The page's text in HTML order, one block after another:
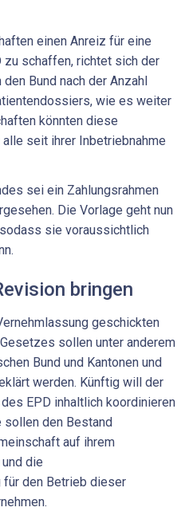
einen Anreiz für eine
zu schaffen, richtet sich der
Bund nach der Anzahl
wie es weiter
könnten diese
seit ihrer Inbetriebnahme
sei ein Zahlungsrahmen
Die Vorlage geht nun
sie voraussichtlich
bringen
geschickten
sollen unter anderem
Bund und Kantonen und
werden. Künftig will der
EPD inhaltlich koordinieren
sollen den Bestand
auf ihrem
die
für den Betrieb dieser